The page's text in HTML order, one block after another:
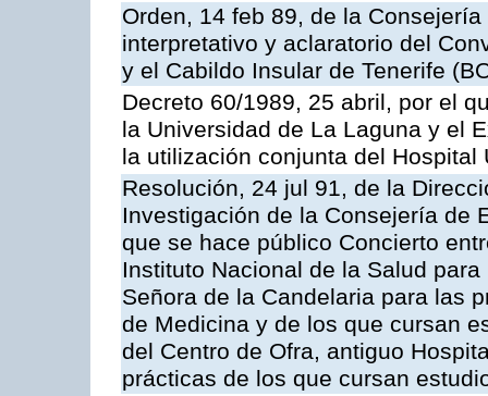
Orden, 14 feb 89, de la
interpretativo y aclaratorio del
y el Cabildo Insular de Tenerife
Decreto 60/1989, 25 abril, por el
la Universidad de La Laguna y el
la utilización conjunta del Hospital
Resolución, 24 jul 91, de la
Investigación de la Consejería de
que se hace público Concierto
Instituto Nacional de la Salud
Señora de la Candelaria para las
de Medicina y de los que cursan
del Centro de Ofra, antiguo
prácticas de los que cursan